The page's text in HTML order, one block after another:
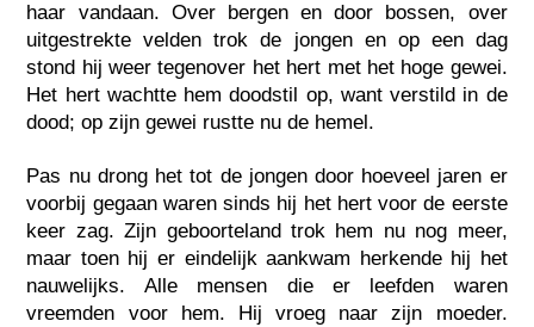
haar vandaan. Over bergen en door bossen, over
uitgestrekte velden trok de jongen en op een dag
stond hij weer tegenover het hert met het hoge gewei.
Het hert wachtte hem doodstil op, want verstild in de
dood; op zijn gewei rustte nu de hemel.
Pas nu drong het tot de jongen door hoeveel jaren er
voorbij gegaan waren sinds hij het hert voor de eerste
keer zag. Zijn geboorteland trok hem nu nog meer,
maar toen hij er eindelijk aankwam herkende hij het
nauwelijks. Alle mensen die er leefden waren
vreemden voor hem. Hij vroeg naar zijn moeder.